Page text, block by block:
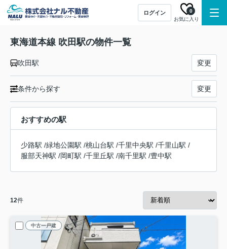
ログイン
お気に入り
0
東海道本線 吹田駅の物件一覧
吹田駅 変更
条件から探す 変更
おすすめの駅
少路駅 /緑地公園駅 /桃山台駅 /千里中央駅 /千里山駅 /
服部天神駅 /岡町駅 /千里丘駅 /南千里駅 /豊中駅
12件
中古一戸建